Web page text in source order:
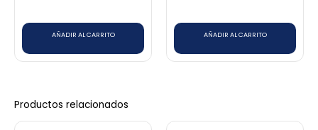
AÑADIR AL CARRITO AÑADIR AL CARRITO
Productos relacionados